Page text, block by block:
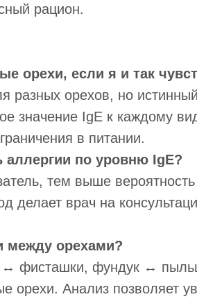
рацион.
орехи, если я и так
разных орехов, но
значение IgE к каждому
в питании.
по уровню IgE?
тем выше
делает врач на
между орехами?
фисташки, фундук ↔
орехи. Анализ позволяет